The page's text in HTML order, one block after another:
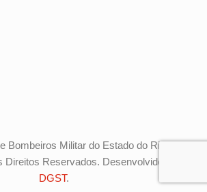
Bombeiros Militar do Estado do Rio de
Direitos Reservados. Desenvolvido pela
DGST.